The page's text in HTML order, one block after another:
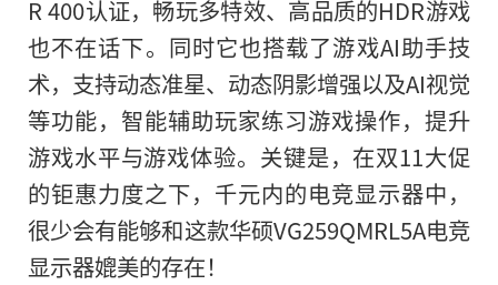
R 400认证，畅玩多特效、高品质的HDR游戏
也不在话下。同时它也搭载了游戏AI助手技
术，支持动态准星、动态阴影增强以及AI视觉
等功能，智能辅助玩家练习游戏操作，提升
游戏水平与游戏体验。关键是，在双11大促
的钜惠力度之下，千元内的电竞显示器中，
很少会有能够和这款华硕VG259QMRL5A电竞
显示器媲美的存在！